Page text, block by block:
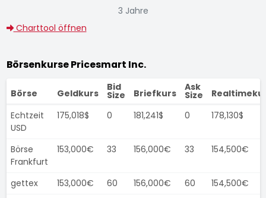
3 Jahre
Charttool öffnen
Börsenkurse Pricesmart Inc.
Börse Geldkurs
Bid
Size Briefkurs
Ask
Size
Echtzeit
USD
175,018$ 0 181,241$ 0 178,130$
Börse
Frankfurt
153,000€ 33 156,000€ 33 154,500€
gettex 153,000€ 60 156,000€ 60
154,500€